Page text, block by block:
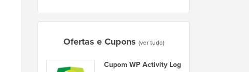
Ofertas e Cupons (ver tudo)
Cupom WP Activity Log